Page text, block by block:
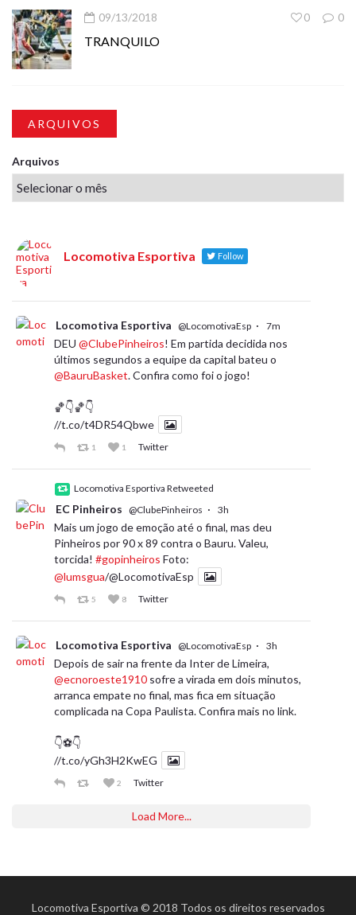
09/13/2018 0
0
TRANQUILO
ARQUIVOS
Arquivos
Locomotiva Esportiva Follow
Locomotiva Esportiva @LocomotivaEsp · 7m
DEU @ClubePinheiros! Em partida decidida nos
últimos segundos a equipe da capital bateu o
@BauruBasket. Confira como foi o jogo!
🏀👇🏀👇
//t.co/t4DR54Qbwe
1 1 Twitter
Locomotiva Esportiva Retweeted
EC Pinheiros @ClubePinheiros · 3h
Mais um jogo de emoção até o final, mas deu
Pinheiros por 90 x 89 contra o Bauru. Valeu,
torcida! #gopinheiros Foto:
@lumsgua/@LocomotivaEsp
5 8 Twitter
Locomotiva Esportiva @LocomotivaEsp · 3h
Depois de sair na frente da Inter de Limeira,
@ecnoroeste1910 sofre a virada em dois minutos,
arranca empate no final, mas fica em situação
complicada na Copa Paulista. Confira mais no link.
👇⚽️👇
//t.co/yGh3H2KwEG
2 Twitter
Load More...
Locomotiva Esportiva © 2018 Todos os direitos reservados